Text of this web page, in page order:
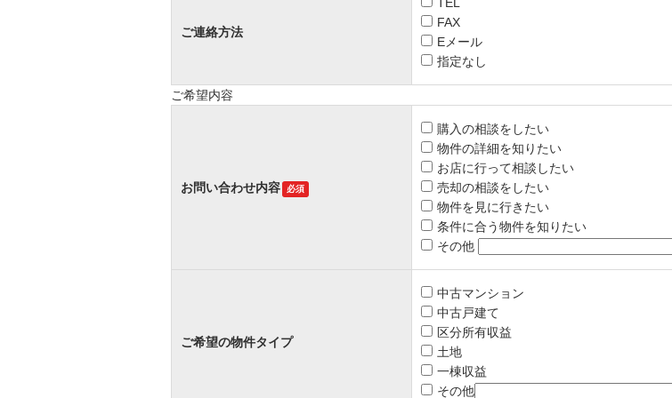
ご連絡方法
TEL
FAX
Eメール
指定なし
ご希望内容
お問い合わせ内容 必須
購入の相談をしたい
物件の詳細を知りたい
お店に行って相談したい
売却の相談をしたい
物件を見に行きたい
条件に合う物件を知りたい
その他
ご希望の物件タイプ
中古マンション
中古戸建て
区分所有収益
土地
一棟収益
その他